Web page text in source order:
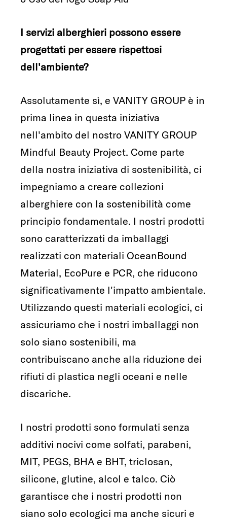
I servizi alberghieri possono essere
progettati per essere rispettosi
dell'ambiente?
Assolutamente sì, e VANITY GROUP è in
prima linea in questa iniziativa
nell'ambito del nostro VANITY GROUP
Mindful Beauty Project. Come parte
della nostra iniziativa di sostenibilità, ci
impegniamo a creare collezioni
alberghiere con la sostenibilità come
principio fondamentale. I nostri prodotti
sono caratterizzati da imballaggi
realizzati con materiali OceanBound
Material, EcoPure e PCR, che riducono
significativamente l'impatto ambientale.
Utilizzando questi materiali ecologici, ci
assicuriamo che i nostri imballaggi non
solo siano sostenibili, ma
contribuiscano anche alla riduzione dei
rifiuti di plastica negli oceani e nelle
discariche.
I nostri prodotti sono formulati senza
additivi nocivi come solfati, parabeni,
MIT, PEGS, BHA e BHT, triclosan,
silicone, glutine, alcol e talco. Ciò
garantisce che i nostri prodotti non
siano solo ecologici ma anche sicuri e